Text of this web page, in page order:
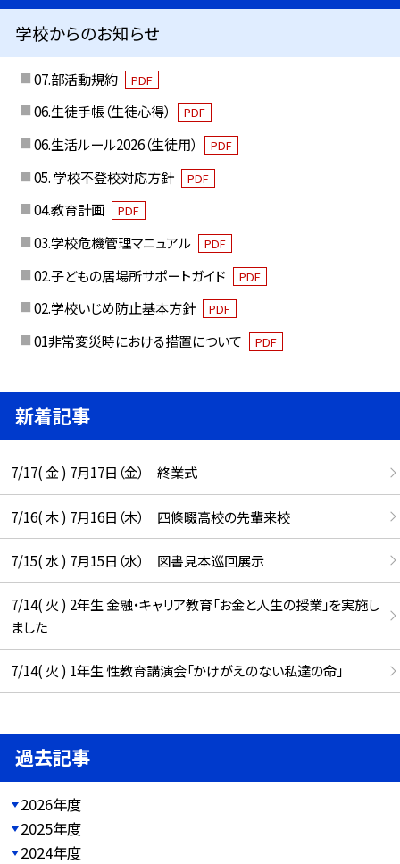
学校からのお知らせ
07.部活動規約 PDF
06.生徒手帳（生徒心得） PDF
06.生活ルール2026（生徒用） PDF
05. 学校不登校対応方針 PDF
04.教育計画 PDF
03.学校危機管理マニュアル PDF
02.子どもの居場所サポートガイド PDF
02.学校いじめ防止基本方針 PDF
01非常変災時における措置について PDF
新着記事
7/17( 金 ) 7月17日（金） 終業式
7/16( 木 ) 7月16日（木） 四條畷高校の先輩来校
7/15( 水 ) 7月15日（水） 図書見本巡回展示
7/14( 火 ) 2年生 金融・キャリア教育「お金と人生の授業」を実施し
ました
7/14( 火 ) 1年生 性教育講演会「かけがえのない私達の命」
過去記事
2026年度
2025年度
2024年度